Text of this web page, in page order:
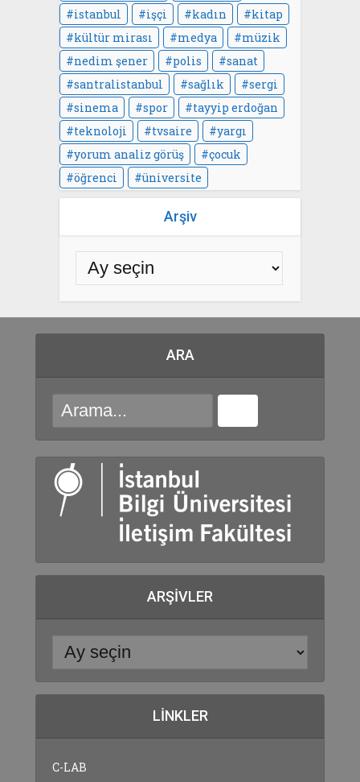
istanbul
işçi kadın
kitap
kültür mirası
medya
müzik
nedim şener
polis
sanat
santralistanbul
sağlık
sergi
sinema
spor
tayyip erdoğan
teknoloji
tvsaire
yargı
yorum analiz görüş
çocuk
öğrenci
üniversite
Arşiv
ARA
ARŞIVLER
LINKLER
C-LAB